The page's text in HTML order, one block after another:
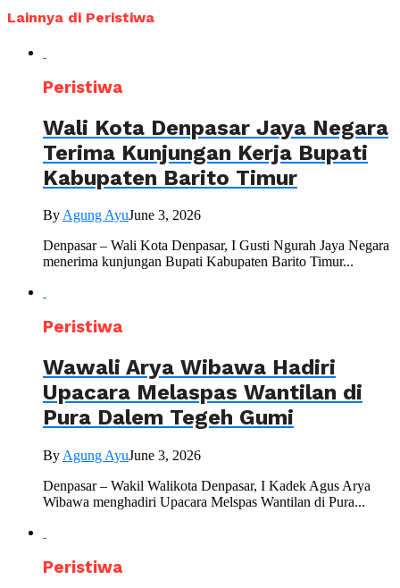
Lainnya di Peristiwa
Peristiwa
Wali Kota Denpasar Jaya Negara
Terima Kunjungan Kerja Bupati
Kabupaten Barito Timur
ByAgung AyuJune 3, 2026
Denpasar – Wali Kota Denpasar, I Gusti Ngurah Jaya Negara
menerima kunjungan Bupati Kabupaten Barito Timur...
Peristiwa
Wawali Arya Wibawa Hadiri
Upacara Melaspas Wantilan di
Pura Dalem Tegeh Gumi
By Agung AyuJune 3, 2026
Denpasar – Wakil Walikota Denpasar, I Kadek Agus Arya
Wibawa menghadiri Upacara Melspas Wantilan di Pura...
Peristiwa